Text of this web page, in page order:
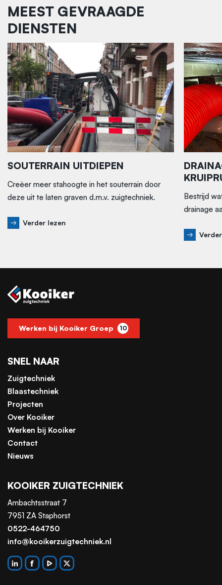
MEEST GEVRAAGDE
DIENSTEN
SOUTERRAIN UITDIEPEN
Creëer meer stahoogte in het souterrain door
deze uit te laten graven d.m.v. zuigtechniek.
Verder lezen
Bestrijd
drainage
Werken bij Kooiker Groep 10
SNEL NAAR
Zuigtechniek
Blaastechniek
Projecten
Over Kooiker
Werken bij Kooiker
Contact
Nieuws
KOOIKER ZUIGTECHNIEK
Ambachtsstraat 7
7951 ZA Staphorst
0522-464750
info@kooikerzuigtechniek.nl